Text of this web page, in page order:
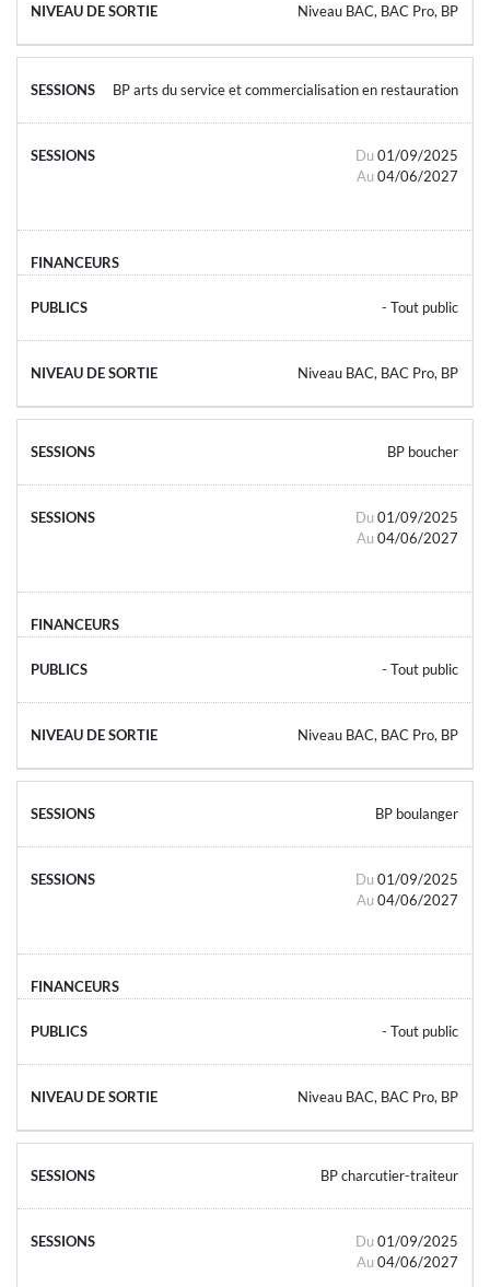
Niveau BAC, BAC Pro, BP
BP arts du service et commercialisation en restauration
Du 01/09/2025
Au 04/06/2027
- Tout public
Niveau BAC, BAC Pro, BP
BP boucher
Du 01/09/2025
Au 04/06/2027
- Tout public
Niveau BAC, BAC Pro, BP
BP boulanger
Du 01/09/2025
Au 04/06/2027
- Tout public
Niveau BAC, BAC Pro, BP
BP charcutier-traiteur
Du 01/09/2025
Au 04/06/2027